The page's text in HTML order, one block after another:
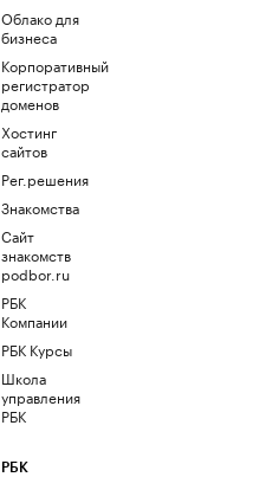
Облако для
бизнеса
Корпоративный
регистратор
доменов
Хостинг
сайтов
Рег.решения
Знакомства
Сайт
знакомств
podbor.ru
РБК
Компании
РБК Курсы
Школа
управления
РБК
РБК